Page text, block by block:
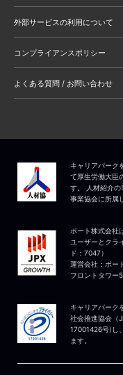
外部サービスの利用について
コンプライアンスポリシー
よくある質問 / お問い合わせ